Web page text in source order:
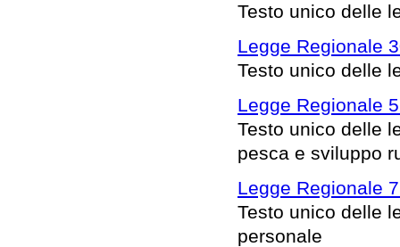
Testo unico delle
Legge Regionale
Testo unico delle
Legge Regionale
Testo unico delle
pesca e sviluppo
Legge Regionale
Testo unico delle
personale